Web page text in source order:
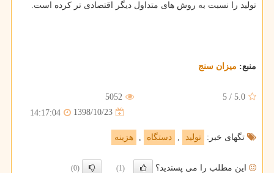
تولید را نسبت به روش های متداول دیگر اقتصادی تر كرده است.
منبع: میزان سنج
5.0
/
5
5052
1398/10/23
14:17:04
تگهای خبر: تولید دستگاه هزینه
این مطلب را می پسندید؟ (1)
(0)